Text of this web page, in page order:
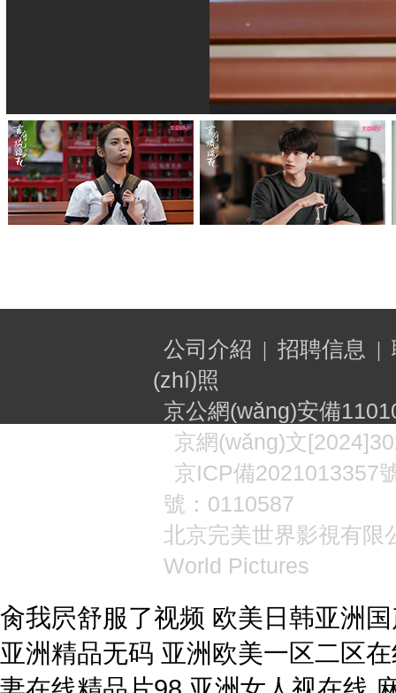
公司介紹 | 招聘信息 |
(zhí)照
京公網(wǎng)安備
京網(wǎng)文
京ICP備2021013357
號：0110587
北京完美世界影視有限
World Pictures